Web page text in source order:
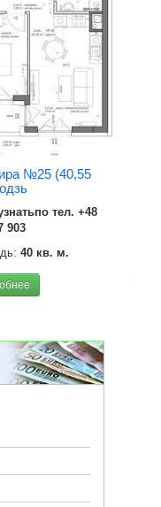
№25 (40,55
тел. +48
903
40 кв. м.